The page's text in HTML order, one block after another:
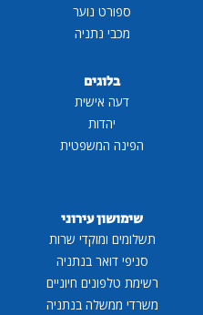
ספורט נוער
מכבי נתניה
בלוגים
דעה אישית
יהדות
הפינה המשפטית
שימושון עירוני
תשלומים ומוקדי שרות
סניפי דואר בנתניה
רשימת טלפונים חיוניים
משרדי ממשלה בנתניה